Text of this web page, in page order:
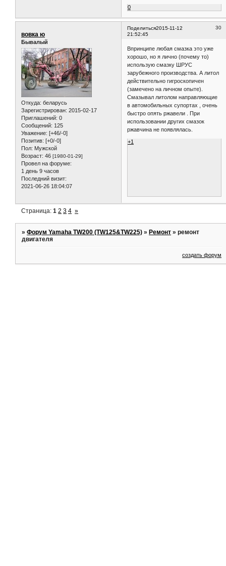
0
Поделиться 30
2015-11-12
21:52:45
вовка ю
Бывалый
Откуда: беларусь
Зарегистрирован: 2015-02-17
Приглашений: 0
Сообщений: 125
Уважение: [+46/-0]
Позитив: [+0/-0]
Пол: Мужской
Возраст: 46 [1980-01-29]
Провел на форуме:
1 день 9 часов
Последний визит:
2021-06-26 18:04:07
Впринципе любая смазка это уже
хорошо, но я лично (почему то)
использую смазку ШРУС
зарубежного производства. А литол
действительно гигроскопичен
(замечено на личном опыте).
Смазывал литолом направляющие
в автомобильных супортах , очень
быстро опять ржавели . При
использовании других смазок
ржавчина не появлялась.
+1
Страница:1 2 3 4 »
»Форум Yamaha TW200 (TW125&TW225) »Ремонт »ремонт
двигателя
создать форум